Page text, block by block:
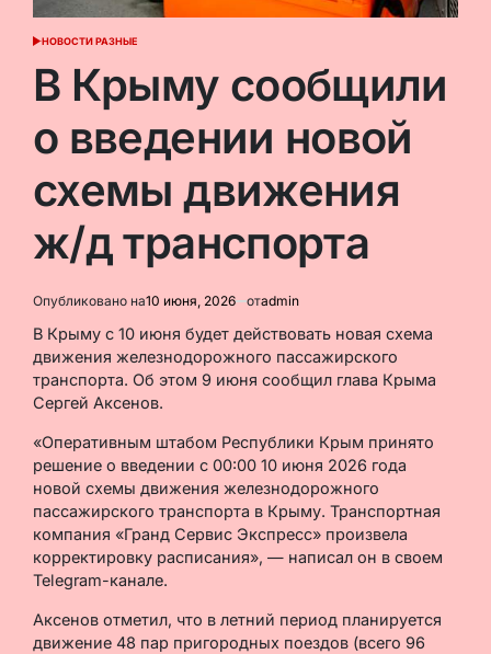
ОПУБЛИКОВАНО
НОВОСТИ РАЗНЫЕ
В Крыму сообщили
о введении новой
схемы движения
ж/д транспорта
Опубликовано на10 июня, 2026 отadmin
В Крыму с 10 июня будет действовать новая схема
движения железнодорожного пассажирского
транспорта. Об этом 9 июня сообщил глава Крыма
Сергей Аксенов.
«Оперативным штабом Республики Крым принято
решение о введении с 00:00 10 июня 2026 года
новой схемы движения железнодорожного
пассажирского транспорта в Крыму. Транспортная
компания «Гранд Сервис Экспресс» произвела
корректировку расписания», — написал он в своем
Telegram-канале.
Аксенов отметил, что в летний период планируется
движение 48 пар пригородных поездов (всего 96